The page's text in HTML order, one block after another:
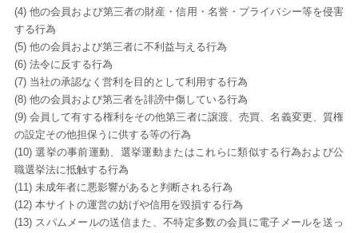
(4) 他の会員および第三者の財産・信用・名誉・プライバシー等を侵害
する行為
(5) 他の会員および第三者に不利益与える行為
(6) 法令に反する行為
(7) 当社の承認なく営利を目的として利用する行為
(8) 他の会員および第三者を誹謗中傷している行為
(9) 会員して有する権利をその他第三者に譲渡、売買、名義変更、質権
の設定その他担保うに供する等の行為
(10) 選挙の事前運動、選挙運動またはこれらに類似する行為および公
職選挙法に抵触する行為
(11) 未成年者に悪影響があると判断される行為
(12) 本サイトの運営の妨げや信用を毀損する行為
(13) スパムメールの送信また、不特定多数の会員に電子メールを送っ